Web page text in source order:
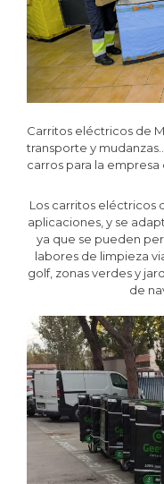
Carritos eléctricos de
transporte y
carros para la empresa
Los carritos eléctricos
aplicaciones, y se
ya que se pueden
labores de limpieza
golf, zonas verdes y
de